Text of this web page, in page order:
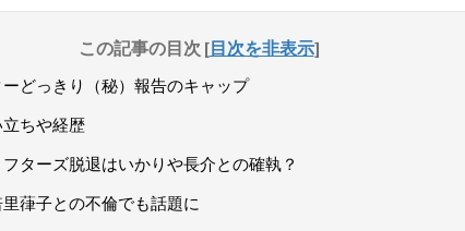
この記事の目次 [目次を非表示]
どっきり（秘）報告のキャップ
ちや経歴
ターズ脱退はいかりや長介との確執？
葎子との不倫でも話題に